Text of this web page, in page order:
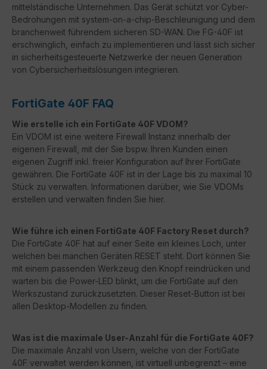
mittelständische Unternehmen. Das Gerät schützt vor Cyber-
Bedrohungen mit system-on-a-chip-Beschleunigung und dem
branchenweit führendem sicheren SD-WAN. Die FG-40F ist
erschwinglich, einfach zu implementieren und lässt sich sicher
in sicherheitsgesteuerte Netzwerke der neuen Generation
von Cybersicherheitslösungen integrieren.
FortiGate 40F FAQ
Wie erstelle ich ein FortiGate 40F VDOM?
Ein VDOM ist eine weitere Firewall Instanz innerhalb der
eigenen Firewall, mit der Sie bspw. Ihren Kunden einen
eigenen Zugriff inkl. freier Konfiguration auf Ihrer FortiGate
gewähren. Die FortiGate 40F ist in der Lage bis zu maximal 10
Stück zu verwalten. Informationen darüber, wie Sie VDOMs
erstellen und verwalten finden Sie hier.
Wie führe ich einen FortiGate 40F Factory Reset durch?
Die FortiGate 40F hat auf einer Seite ein kleines Loch, unter
welchen bei manchen Geräten RESET steht. Dort können Sie
mit einem passenden Werkzeug den Knopf reindrücken und
warten bis die Power-LED blinkt, um die FortiGate auf den
Werkszustand zurückzusetzten. Dieser Reset-Button ist bei
allen Desktop-Modellen zu finden.
Was ist die maximale User-Anzahl für die FortiGate 40F?
Die maximale Anzahl von Usern, welche von der FortiGate
40F verwaltet werden können, ist virtuell unbegrenzt – eine